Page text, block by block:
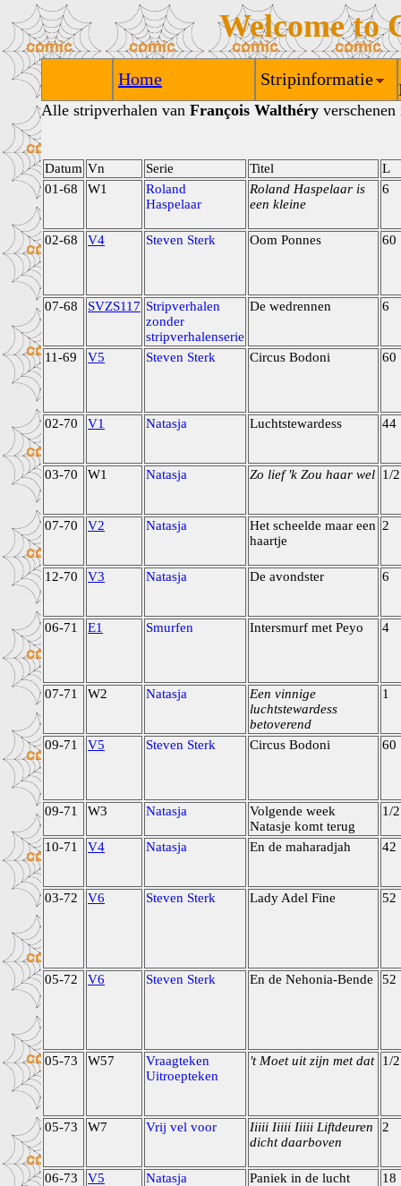
Welcome to
Home Stripinformatie
Alle stripverhalen van François Walthéry
Datum Vn Serie Titel
L
01-68
W1
Roland
Haspelaar
Roland Haspelaar is
een kleine
6
02-68 V4 Steven Sterk Oom Ponnes 60
07-68 SVZS117 Stripverhalen
zonder
stripverhalenserie
De wedrennen 6
11-69 V5 Steven Sterk Circus Bodoni 60
02-70 V1 Natasja Luchtstewardess 44
03-70 W1 Natasja Zo lief 'k Zou haar wel 1/2
07-70 V2 Natasja
Het scheelde maar een
haartje
2
12-70 V3 Natasja De avondster 6
06-71 E1 Smurfen Intersmurf met Peyo 4
07-71 W2 Natasja
Een vinnige
luchtstewardess
betoverend
1
09-71 V5 Steven Sterk Circus Bodoni 60
09-71 W3 Natasja
Volgende week
Natasje komt terug
1/2
10-71 V4 Natasja En de maharadjah 42
03-72 V6 Steven Sterk Lady Adel Fine 52
05-72 V6 Steven Sterk En de Nehonia-Bende 52
05-73 W57
Vraagteken
Uitroepteken
't Moet uit zijn met dat 1/2
05-73 W7 Vrij vel voor
Iiiii Iiiii Iiiii Liftdeuren
dicht daarboven
2
06-73 V5 Natasja Paniek in de lucht 18